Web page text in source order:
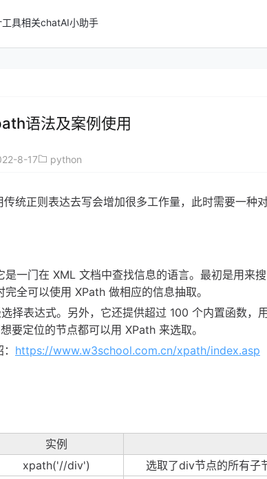
工具相关chatAI小助手
语法及案例使用
8-17 python
统正则表达去写会增加很多工作量，此时需要一种
是一门在 XML 文档中查找信息的语言。最初是用来
全可以使用 XPath 做相应的信息抽取。
择表达式。另外，它还提供超过 100 个内置函数，
要定位的节点都可以用 XPath 来选取。
https://www.w3school.com.cn/xpath/index.asp
实例
xpath('//div')
选取了div节点的所有子